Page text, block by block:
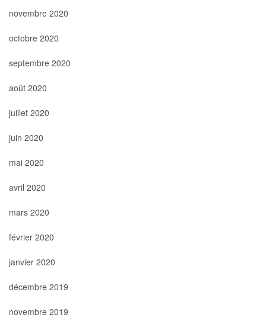
novembre 2020
octobre 2020
septembre 2020
août 2020
juillet 2020
juin 2020
mai 2020
avril 2020
mars 2020
février 2020
janvier 2020
décembre 2019
novembre 2019